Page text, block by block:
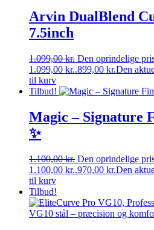
Arvin DualBlend
7.5inch
1.099,00kr. Den oprindelige
1.099,00 kr..899,00 kr.Den
til kurv
Tilbud!
Magic – Signature
✨
1.100,00kr. Den oprindelige
1.100,00 kr..970,00 kr.Den
til kurv
Tilbud!